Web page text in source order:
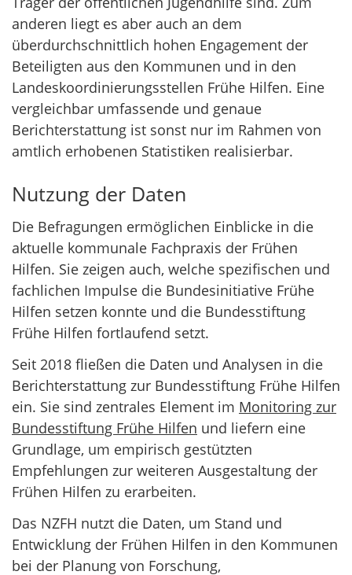
anderen liegt es aber auch an dem
überdurchschnittlich hohen Engagement der
Beteiligten aus den Kommunen und in den
Landeskoordinierungsstellen Frühe Hilfen. Eine
vergleichbar umfassende und genaue
Berichterstattung ist sonst nur im Rahmen von
amtlich erhobenen Statistiken realisierbar.
Nutzung der Daten
Die Befragungen ermöglichen Einblicke in die
aktuelle kommunale Fachpraxis der Frühen
Hilfen. Sie zeigen auch, welche spezifischen und
fachlichen Impulse die Bundesinitiative Frühe
Hilfen setzen konnte und die Bundesstiftung
Frühe Hilfen fortlaufend setzt.
Seit 2018 fließen die Daten und Analysen in die
Berichterstattung zur Bundesstiftung Frühe Hilfen
ein. Sie sind zentrales Element im Monitoring zur
Bundesstiftung Frühe Hilfen und liefern eine
Grundlage, um empirisch gestützten
Empfehlungen zur weiteren Ausgestaltung der
Frühen Hilfen zu erarbeiten.
Das NZFH nutzt die Daten, um Stand und
Entwicklung der Frühen Hilfen in den Kommunen
bei der Planung von Forschung,